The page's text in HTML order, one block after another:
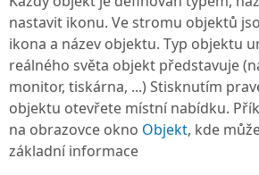
nastavit ikonu. Ve stromu objektů
ikona a název objektu. Typ objektu
reálného světa objekt představuje
monitor, tiskárna, ...) Stisknutím
objektu otevřete místní nabídku.
na obrazovce okno Objekt, kde
základní informace